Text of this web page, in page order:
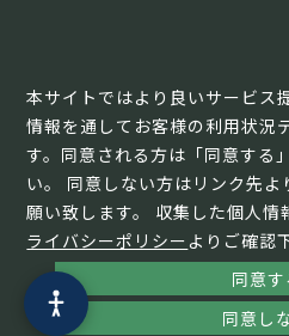
本サイトではより良いサービス
情報を通してお客様の利用状況
す。同意される方は「同意する
い。 同意しない方はリンク先
願い致します。 収集した個人情
ライバシーポリシー よりご確認
同意す
同意し
© TERAMOTO All